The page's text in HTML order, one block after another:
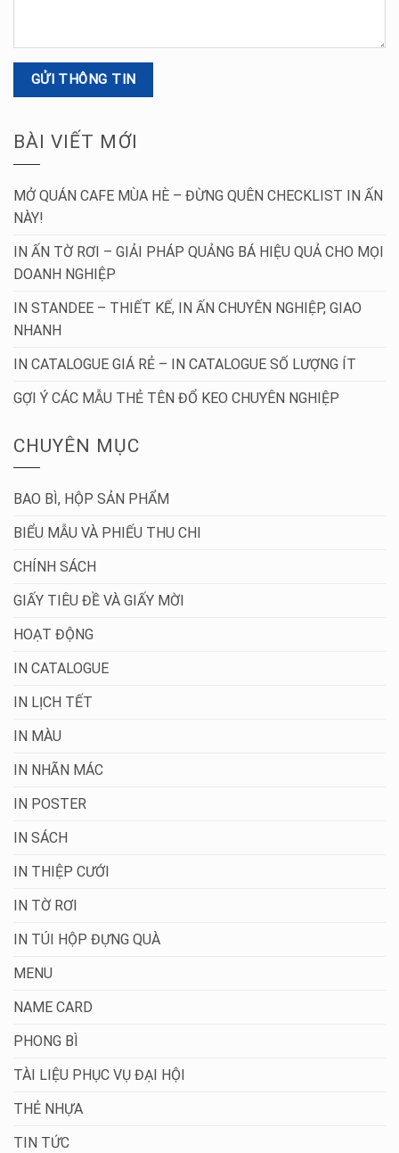
BÀI VIẾT MỚI
MỞ QUÁN CAFE MÙA HÈ – ĐỪNG QUÊN CHECKLIST IN ẤN
NÀY!
IN ẤN TỜ RƠI – GIẢI PHÁP QUẢNG BÁ HIỆU QUẢ CHO MỌI
DOANH NGHIỆP
IN STANDEE – THIẾT KẾ, IN ẤN CHUYÊN NGHIỆP, GIAO
NHANH
IN CATALOGUE GIÁ RẺ – IN CATALOGUE SỐ LƯỢNG ÍT
GỢI Ý CÁC MẪU THẺ TÊN ĐỔ KEO CHUYÊN NGHIỆP
CHUYÊN MỤC
BAO BÌ, HỘP SẢN PHẨM
BIỂU MẪU VÀ PHIẾU THU CHI
CHÍNH SÁCH
GIẤY TIÊU ĐỀ VÀ GIẤY MỜI
HOẠT ĐỘNG
IN CATALOGUE
IN LỊCH TẾT
IN MÀU
IN NHÃN MÁC
IN POSTER
IN SÁCH
IN THIỆP CƯỚI
IN TỜ RƠI
IN TÚI HỘP ĐỰNG QUÀ
MENU
NAME CARD
PHONG BÌ
TÀI LIỆU PHỤC VỤ ĐẠI HỘI
THẺ NHỰA
TIN TỨC